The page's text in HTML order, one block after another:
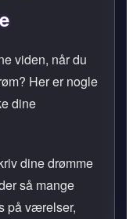
viden, når du
Her er nogle
dine
dine drømme
så mange
på værelser,